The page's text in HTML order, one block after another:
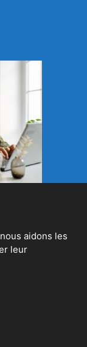
aidons les
leur